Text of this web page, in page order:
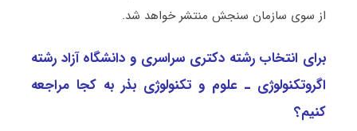
از سوی سازمان سنجش منتشر خواهد شد.
برای انتخاب رشته دکتری سراسری و دانشگاه آزاد رشته
اﮔﺮوﺗﻜﻨﻮﻟﻮژی ـ علوم و تکنولوژی ﺑﺬر به کجا مراجعه
کنیم؟